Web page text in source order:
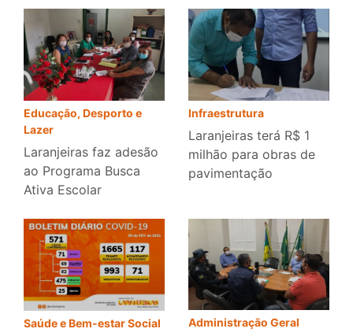
Educação, Desporto e
Lazer
Laranjeiras faz adesão
ao Programa Busca
Ativa Escolar
Infraestrutura
Laranjeiras terá R$ 1
milhão para obras de
pavimentação
Saúde e Bem-estar Social Administração Geral